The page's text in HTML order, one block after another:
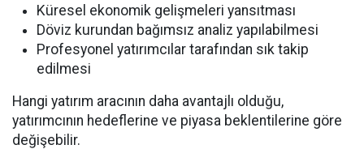
Küresel ekonomik gelişmeleri yansıtması
Döviz kurundan bağımsız analiz yapılabilmesi
Profesyonel yatırımcılar tarafından sık takip
edilmesi
Hangi yatırım aracının daha avantajlı olduğu,
yatırımcının hedeflerine ve piyasa beklentilerine göre
değişebilir.